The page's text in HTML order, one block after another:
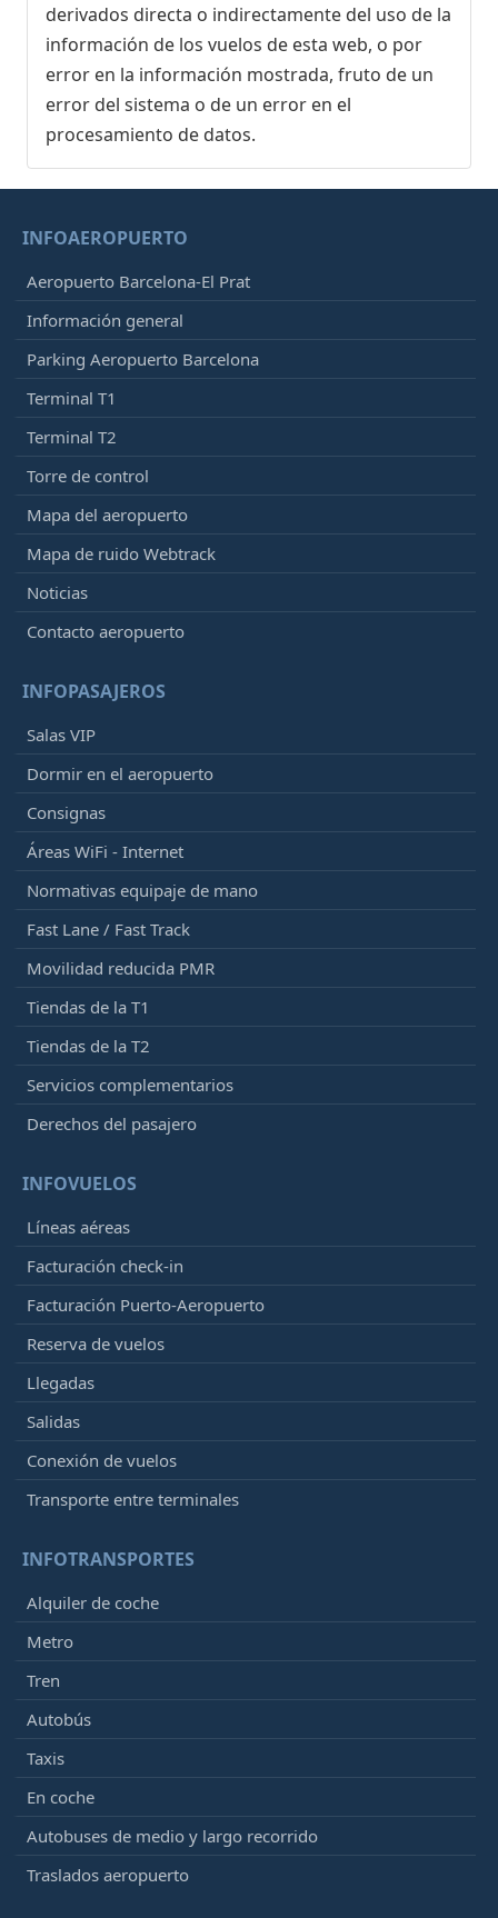
derivados directa o indirectamente del uso de la
información de los vuelos de esta web, o por
error en la información mostrada, fruto de un
error del sistema o de un error en el
procesamiento de datos.
INFOAEROPUERTO
Aeropuerto Barcelona-El Prat
Información general
Parking Aeropuerto Barcelona
Terminal T1
Terminal T2
Torre de control
Mapa del aeropuerto
Mapa de ruido Webtrack
Noticias
Contacto aeropuerto
INFOPASAJEROS
Salas VIP
Dormir en el aeropuerto
Consignas
Áreas WiFi - Internet
Normativas equipaje de mano
Fast Lane / Fast Track
Movilidad reducida PMR
Tiendas de la T1
Tiendas de la T2
Servicios complementarios
Derechos del pasajero
INFOVUELOS
Líneas aéreas
Facturación check-in
Facturación Puerto-Aeropuerto
Reserva de vuelos
Llegadas
Salidas
Conexión de vuelos
Transporte entre terminales
INFOTRANSPORTES
Alquiler de coche
Metro
Tren
Autobús
Taxis
En coche
Autobuses de medio y largo recorrido
Traslados aeropuerto